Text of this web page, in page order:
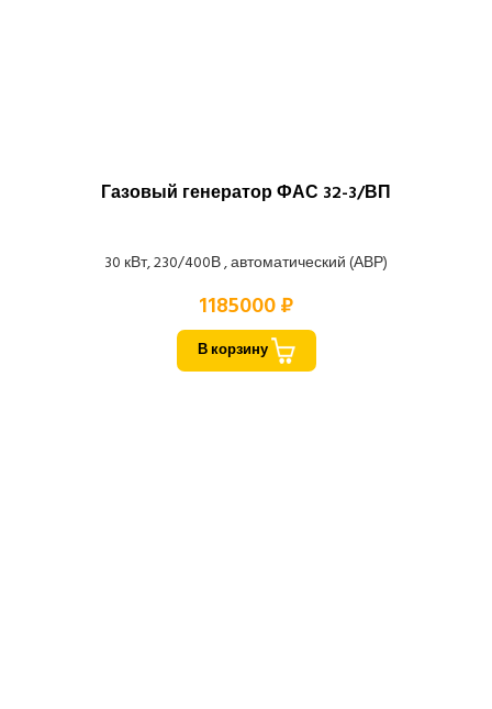
Газовый генератор ФАС 32-3/ВП
30 кВт, 230/400В , автоматический (АВР)
1185000 ₽
В корзину